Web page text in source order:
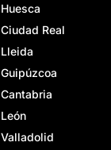
Huesca
Ciudad Real
Lleida
Guipúzcoa
Cantabria
León
Valladolid